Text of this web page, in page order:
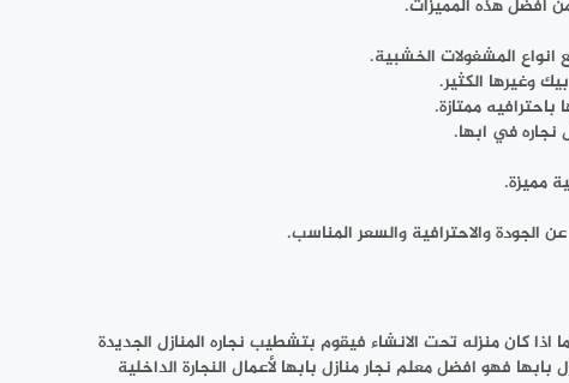
افضل هذه المميزات.
المشغولات الخشبية.
وغيرها الكثير.
ممتازة.
نجاره في ابها.
مميزة.
الجودة والاحترافية والسعر المناسب.
اذا كان منزله تحت الانشاء فيقوم بتشطيب نجاره المنازل الجديدة
فهو افضل معلم نجار منازل بابها لأعمال النجارة الداخلية